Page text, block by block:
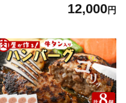
お弁当 時短 冷凍 小分け a2-0
12,000円